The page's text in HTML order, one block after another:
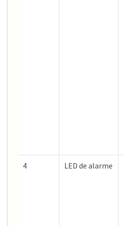
4 LED de alarme